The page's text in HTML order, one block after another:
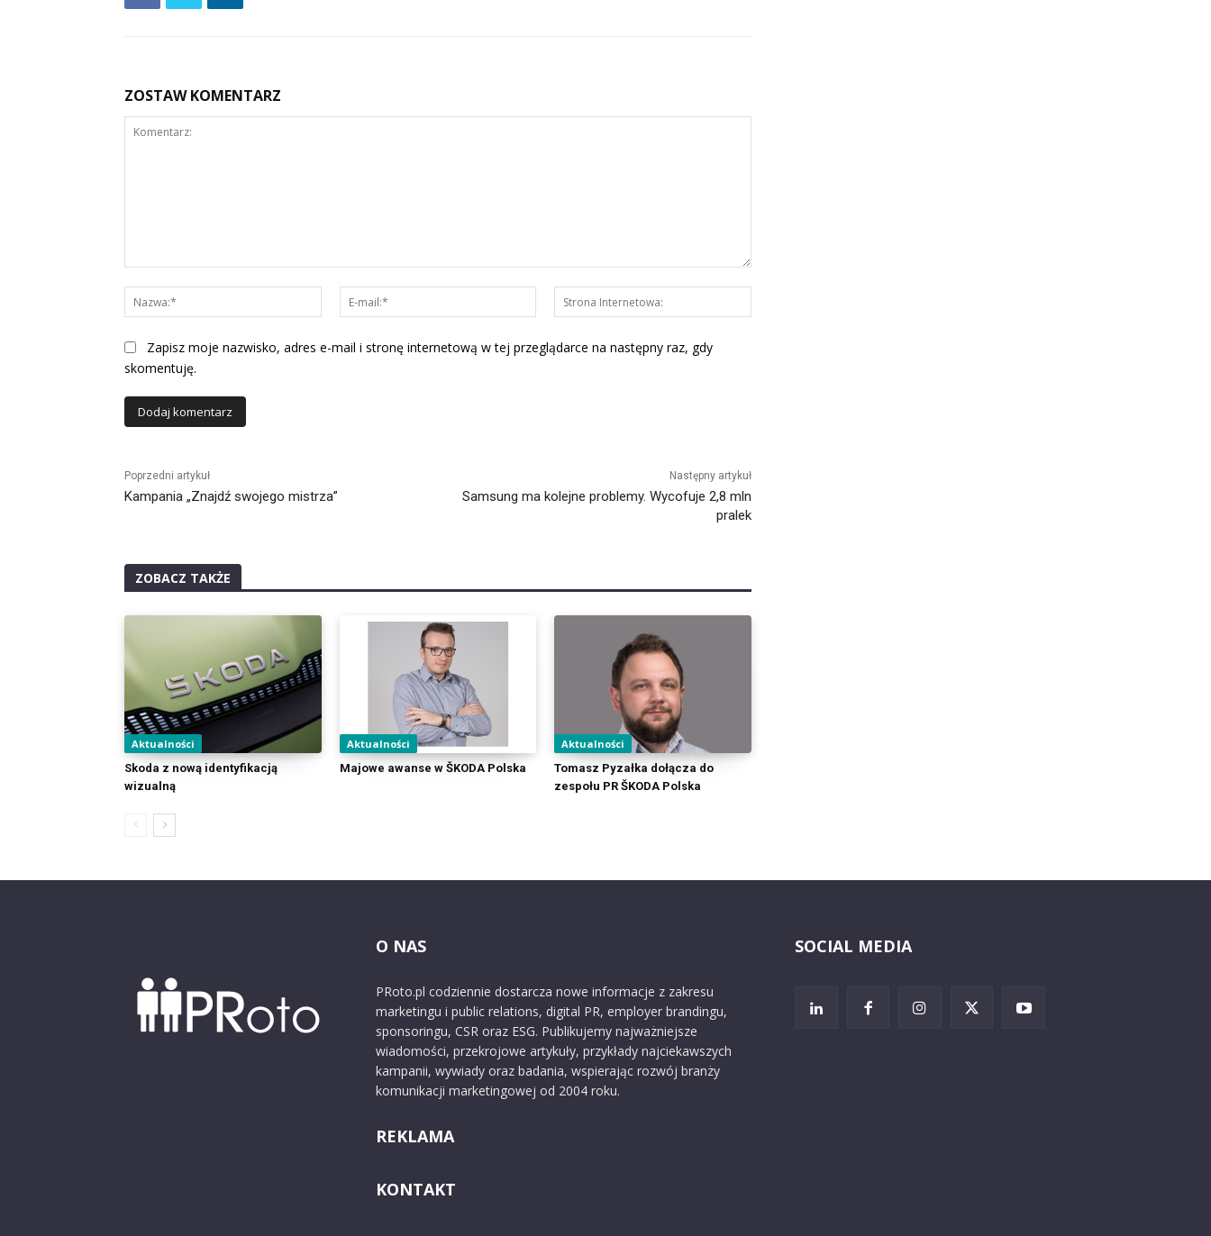
ZOSTAW KOMENTARZ
Nazwa:*
mail:*
Internetowa:
Zapisz moje nazwisko, adres e-mail i stronę internetową w tej przeglądarce na następny raz, gdy
skomentuję.
Poprzedni artykuł
Kampania „Znajdź swojego mistrza”
Następny artykuł
Samsung ma kolejne problemy. Wycofuje 2,8 mln
pralek
ZOBACZ TAKŻE
Aktualności
Skoda z nową identyfikacją
wizualną
Aktualności
Majowe awanse w ŠKODA Polska
Aktualności
Tomasz Pyzałka dołącza do
zespołu PR ŠKODA Polska
O NAS
PRoto.pl codziennie dostarcza nowe informacje z zakresu
marketingu i public relations, digital PR, employer brandingu,
sponsoringu, CSR oraz ESG. Publikujemy najważniejsze
wiadomości, przekrojowe artykuły, przykłady najciekawszych
kampanii, wywiady oraz badania, wspierając rozwój branży
komunikacji marketingowej od 2004 roku.
REKLAMA
KONTAKT
SOCIAL MEDIA